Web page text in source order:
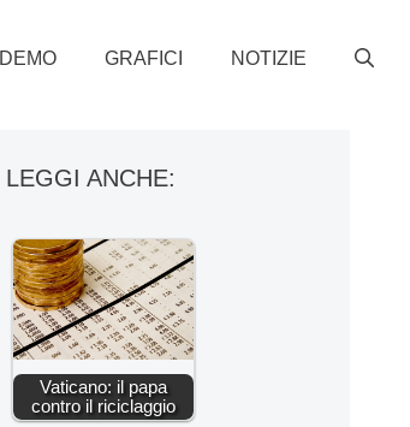
DEMO GRAFICI NOTIZIE
LEGGI ANCHE:
Vaticano: il papa
contro il riciclaggio